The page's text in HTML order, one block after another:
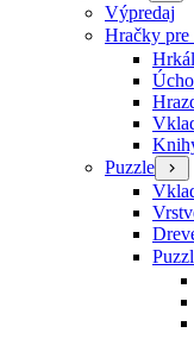
Výpredaj
Hračky pre
Puzzle